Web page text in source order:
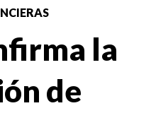
la
de